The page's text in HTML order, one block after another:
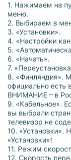
1. Нажимаем на
меню.
2. Выбираем в
3. «Установки».
4. «Настройки
5.
6. «Начать».
7.
8. «Финляндия».
официально есть
ВНИМАНИЕ – в
9. «Кабельное».
вы выбрали
телевизор не
10. «Установки».
«Установки»!
11. Режим
12. Скорость